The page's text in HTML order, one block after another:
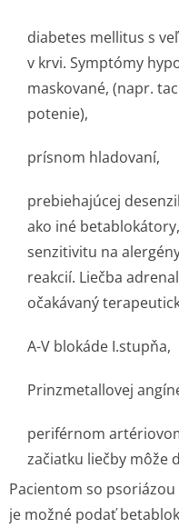
diabetes mellitus s
v krvi. Symptómy
maskované, (napr.
potenie),
prísnom hladovaní,
prebiehajúcej
ako iné
senzitivitu na
reakcií. Liečba
očakávaný
A-V blokáde I.stupňa,
Prinzmetallovej
periférnom
začiatku liečby môže
Pacientom so
je možné podať